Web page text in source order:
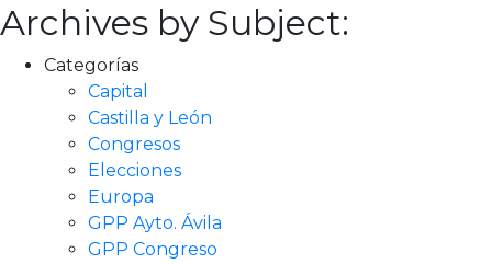
Archives by Subject:
Categorías
Capital
Castilla y León
Congresos
Elecciones
Europa
GPP Ayto. Ávila
GPP Congreso